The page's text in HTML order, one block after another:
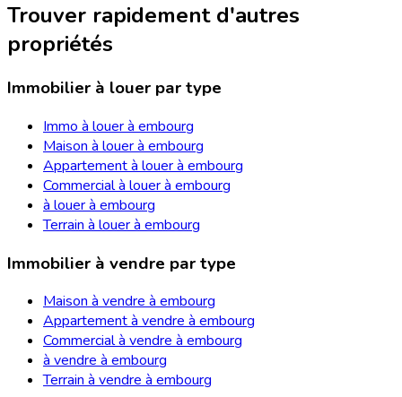
Trouver rapidement d'autres
propriétés
Immobilier à louer par type
Immo à louer à embourg
Maison à louer à embourg
Appartement à louer à embourg
Commercial à louer à embourg
à louer à embourg
Terrain à louer à embourg
Immobilier à vendre par type
Maison à vendre à embourg
Appartement à vendre à embourg
Commercial à vendre à embourg
à vendre à embourg
Terrain à vendre à embourg